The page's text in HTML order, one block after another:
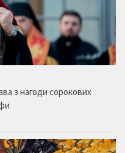
з нагоди сорокових